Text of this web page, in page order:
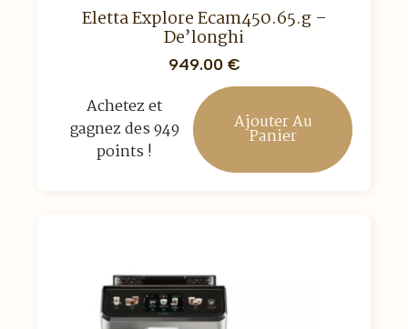
Eletta Explore Ecam450.65.g –
De’longhi
949.00 €
Achetez et
gagnez des 949
points !
Ajouter Au
Panier